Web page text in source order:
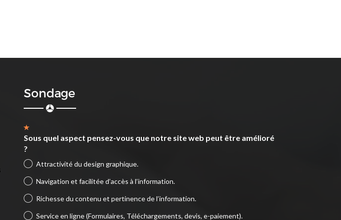
Sondage
Sous quel aspect pensez-vous que notre site web peut être amélioré
?
Attractivité du design graphique.
Navigation et facilitée d’accès à l’information.
Richesse du contenu et pertinence de l’information.
Service en ligne (Formulaires, Téléchargements, devis, e-paiement).